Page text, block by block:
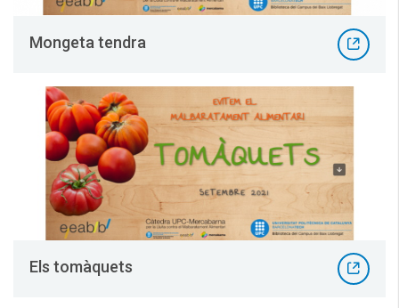
Mongeta tendra
Els tomàquets